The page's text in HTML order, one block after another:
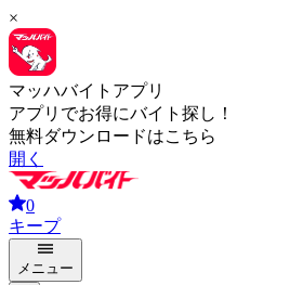
×
マッハバイトアプリ
アプリでお得にバイト探し！
無料ダウンロードはこちら
開く
0
キープ
メニュー